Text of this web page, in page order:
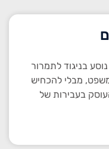
בניגוד לתמרור
מבלי להכחיש
בעבירות של